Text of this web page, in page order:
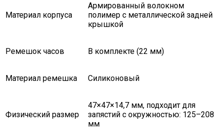
Материал корпуса
Армированный волокном
полимер с металлической задней
крышкой
Ремешок часов В комплекте (22 мм)
Материал ремешка Силиконовый
Физический размер
47×47×14,7 мм, подходит для
запястий с окружностью: 125–208
мм